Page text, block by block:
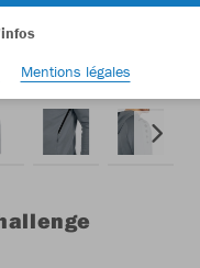
Mentions légales